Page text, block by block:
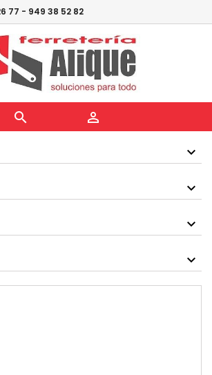
77 - 949 38 52 82
 